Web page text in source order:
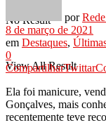
No Result
View All Result
por
8 de março de 2021
em Destaques,
0
CompartilharTwittar
Ela foi manicure,
Gonçalves, mais
recentemente teve